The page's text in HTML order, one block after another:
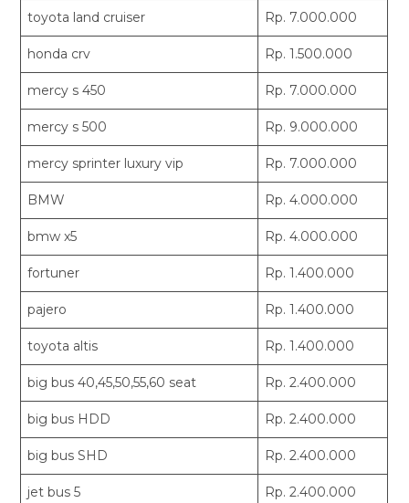
toyota land cruiser Rp. 7.000.000
honda crv Rp. 1.500.000
mercy s 450 Rp. 7.000.000
mercy s 500 Rp. 9.000.000
mercy sprinter luxury vip Rp. 7.000.000
BMW Rp. 4.000.000
bmw x5 Rp. 4.000.000
fortuner Rp. 1.400.000
pajero Rp. 1.400.000
toyota altis Rp. 1.400.000
big bus 40,45,50,55,60 seat Rp. 2.400.000
big bus HDD Rp. 2.400.000
big bus SHD Rp. 2.400.000
jet bus 5 Rp. 2.400.000